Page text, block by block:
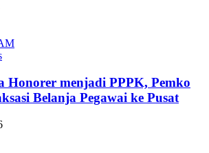
Honorer menjadi PPPK, Pemko
Belanja Pegawai ke Pusat